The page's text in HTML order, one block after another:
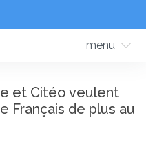
menu
et Citéo veulent
Français de plus au